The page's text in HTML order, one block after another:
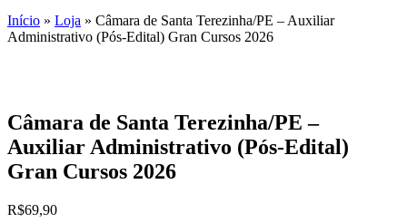
Início » Loja » Câmara de Santa Terezinha/PE – Auxiliar
Administrativo (Pós-Edital) Gran Cursos 2026
Câmara de Santa Terezinha/PE –
Auxiliar Administrativo (Pós-Edital)
Gran Cursos 2026
R$69,90